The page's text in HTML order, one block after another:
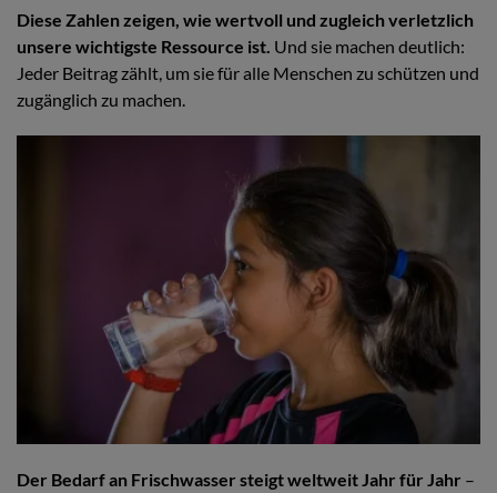
Diese Zahlen zeigen, wie wertvoll und zugleich verletzlich
unsere wichtigste Ressource ist. Und sie machen deutlich:
Jeder Beitrag zählt, um sie für alle Menschen zu schützen und
zugänglich zu machen.
Der Bedarf an Frischwasser steigt weltweit Jahr für Jahr –